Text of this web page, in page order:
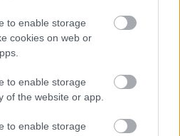
to enable storage
cookies on web or
to enable storage
of the website or app.
to enable storage
állatkák eszik